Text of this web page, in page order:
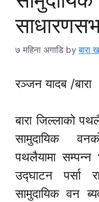
७ महिना अगाडि byबारा
रञ्जन यादब /बारा
बारा जिल्लाको
सामुदायिक
पथलैयामा
उद्घाटन पर्सा
सामुदायिक वन